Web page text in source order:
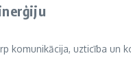
komunikācija, uzticība